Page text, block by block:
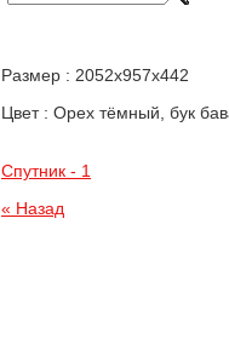
Размер : 2052х957х442
Цвет : Орех тёмный, бук
Спутник - 1
« Назад